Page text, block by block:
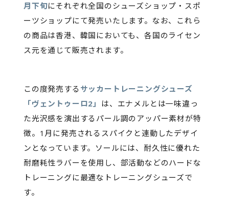
月下旬にそれぞれ全国のシューズショップ・スポ
ーツショップにて発売いたします。なお、これら
の商品は香港、韓国においても、各国のライセン
ス元を通じて販売されます。
この度発売する サッカートレーニングシューズ
「ヴェントゥーロ2」
は、エナメルとは一味違っ
た光沢感を演出するパール調のアッパー素材が特
徴。1月に発売されるスパイクと連動したデザイ
ンとなっています。ソールには、耐久性に優れた
耐磨耗性ラバーを使用し、部活動などのハードな
トレーニングに最適なトレーニングシューズで
す。